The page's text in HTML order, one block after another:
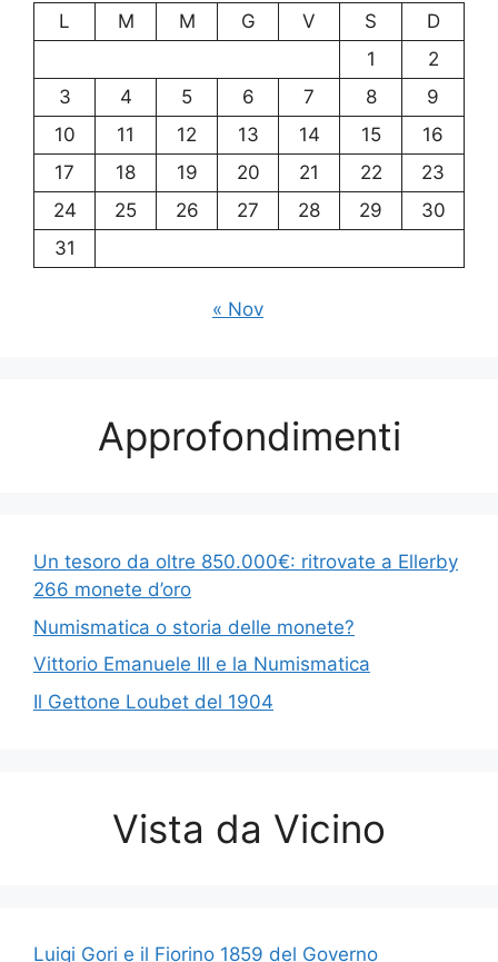
L
M M G V S
D
1
2
3
4 5 6 7 8
9
10
11 12 13 14 15
16
17
18 19 20 21 22
23
24
25 26 27 28 29
30
31
« Nov
Approfondimenti
Un tesoro da oltre 850.000€: ritrovate a Ellerby
266 monete d’oro
Numismatica o storia delle monete?
Vittorio Emanuele III e la Numismatica
Il Gettone Loubet del 1904
Vista da Vicino
Luigi Gori e il Fiorino 1859 del Governo